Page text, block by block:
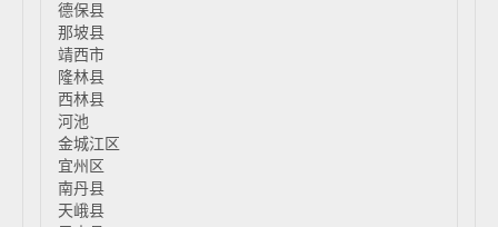
德保县
那坡县
靖西市
隆林县
西林县
河池
金城江区
宜州区
南丹县
天峨县